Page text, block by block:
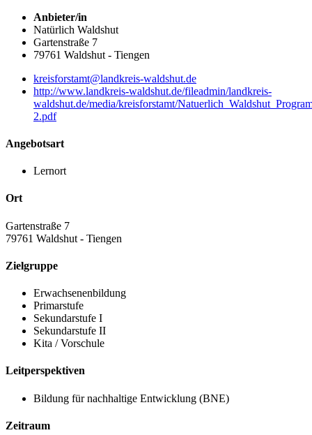
Anbieter/in
Natürlich Waldshut
Gartenstraße 7
79761 Waldshut - Tiengen
kreisforstamt@landkreis-waldshut.de
http://www.landkreis-waldshut.de/fileadmin/landkreis-
waldshut.de/media/kreisforstamt/
2.pdf
Angebotsart
Lernort
Ort
Gartenstraße 7
79761 Waldshut - Tiengen
Zielgruppe
Erwachsenenbildung
Primarstufe
Sekundarstufe I
Sekundarstufe II
Kita / Vorschule
Leitperspektiven
Bildung für nachhaltige Entwicklung (BNE)
Zeitraum